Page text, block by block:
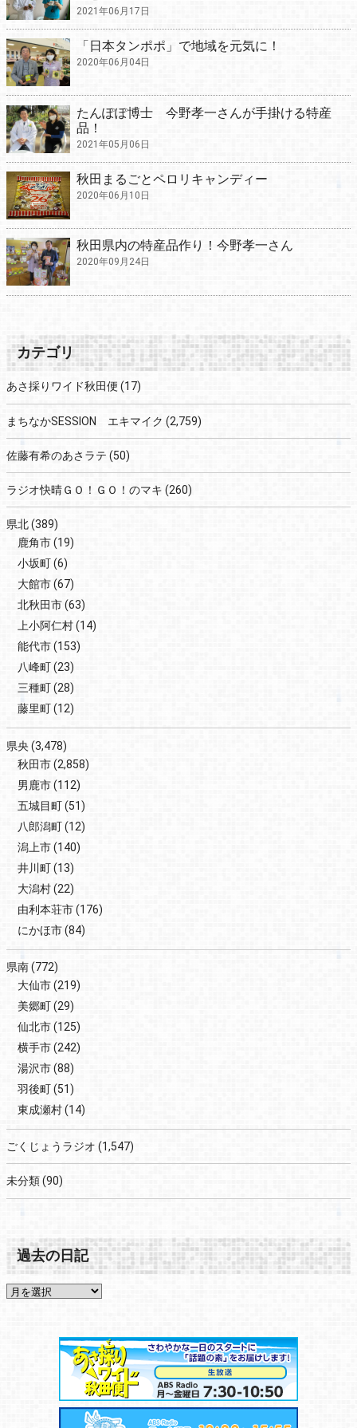
2021年06月17日
「日本タンポポ」で地域を元気に！
2020年06月04日
たんぽぽ博士 今野孝一さんが手掛ける特産
品！
2021年05月06日
秋田まるごとペロリキャンディー
2020年06月10日
秋田県内の特産品作り！今野孝一さん
2020年09月24日
カテゴリ
あさ採りワイド秋田便 (17)
まちなかSESSION エキマイク (2,759)
佐藤有希のあさラテ (50)
ラジオ快晴ＧＯ！ＧＯ！のマキ (260)
県北(389)
鹿角市(19)
小坂町(6)
大館市(67)
北秋田市(63)
上小阿仁村(14)
能代市(153)
八峰町(23)
三種町(28)
藤里町(12)
県央 (3,478)
秋田市(2,858)
男鹿市(112)
五城目町(51)
八郎潟町(12)
潟上市(140)
井川町(13)
大潟村(22)
由利本荘市(176)
にかほ市(84)
県南(772)
大仙市(219)
美郷町(29)
仙北市(125)
横手市(242)
湯沢市(88)
羽後町(51)
東成瀬村(14)
ごくじょうラジオ (1,547)
未分類(90)
過去の日記